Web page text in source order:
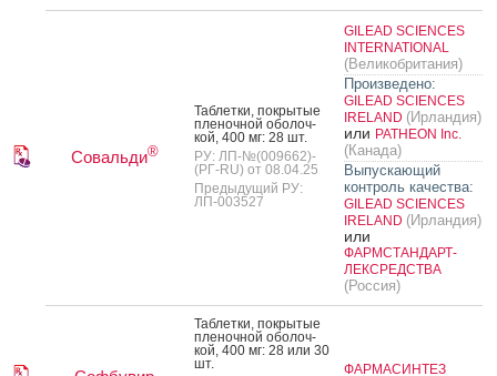
Совальди®
Таб­летки, пок­ры­тые
пле­ноч­ной обо­лоч­
кой, 400 мг: 28 шт.
РУ: ЛП-№(009662)-
(РГ-RU) от 08.04.25
Предыдущий РУ:
ЛП-003527
GILEAD SCIENCES
INTERNATIONAL
(Великобритания)
Произведено:
GILEAD SCIENCES
IRELAND (Ирландия)
или PATHEON Inc.
(Канада)
Выпускающий
контроль качества:
GILEAD SCIENCES
IRELAND (Ирландия)
или
ФАРМСТАНДАРТ-
ЛЕКСРЕДСТВА
(Россия)
Таб­летки, пок­ры­тые
пле­ноч­ной обо­лоч­
кой, 400 мг: 28 или 30
шт.
ФАРМАСИНТЕЗ